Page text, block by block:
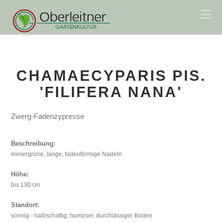
CHAMAECYPARIS PIS.
'FILIFERA NANA'
Zwerg-Fadenzypresse
Beschreibung:
immergrüne, lange, fadenförmige Nadeln
Höhe:
bis 130 cm
Standort:
sonnig - halbschattig; humoser, durchlässiger Boden